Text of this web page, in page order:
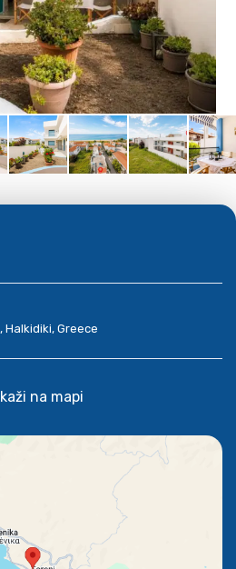
Halkidiki, Greece
na mapi